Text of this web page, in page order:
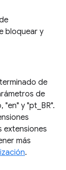
bloquear y
de
de
y "pt_BR".
extensiones
más
.